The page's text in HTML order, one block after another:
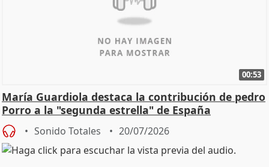
00:53
María Guardiola destaca la contribución de pedro
Porro a la "segunda estrella" de España
Sonido Totales 20/07/2026